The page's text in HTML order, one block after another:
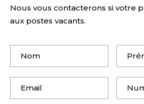
Nous vous contacterons si votre
aux postes vacants.